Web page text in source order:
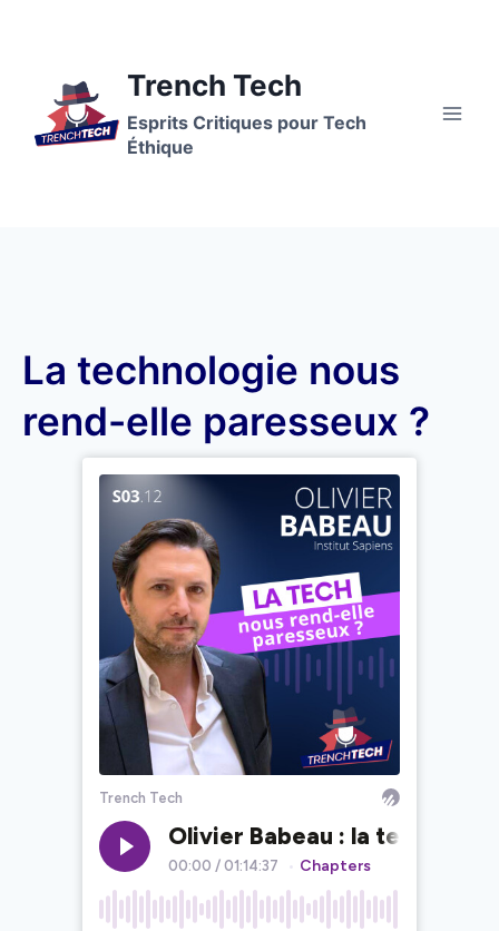
Trench Tech
Esprits Critiques pour Tech
Éthique
La technologie nous
rend-elle paresseux ?